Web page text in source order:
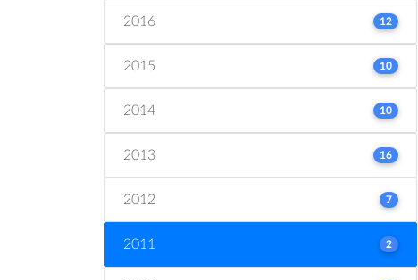
2016 12
2015 10
2014 10
2013 16
2012 7
2011 2